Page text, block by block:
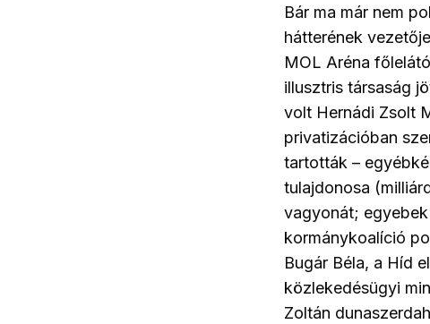
Bár ma már nem
hátterének
MOL Aréna
illusztris társaság
volt Hernádi Zsolt
privatizációban
tartották –
tulajdonosa
vagyonát;
kormánykoalíció
Bugár Béla, a Híd
közlekedésügyi
Zoltán